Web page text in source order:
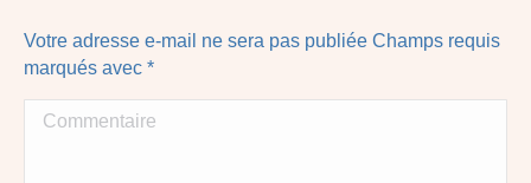
Votre adresse e-mail ne sera pas publiée Champs requis
marqués avec *
Commentaire